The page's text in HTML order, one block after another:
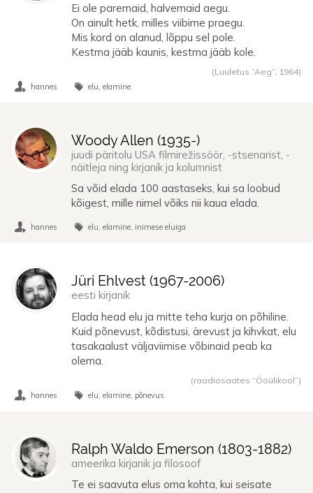
Ei ole paremaid, halvemaid aegu.
On ainult hetk, milles viibime praegu.
Mis kord on alanud, lõppu sel pole.
Kestma jääb kaunis, kestma jääb kole.
(Luuletus “Aeg”, 1964)
hannes elu elamine
Woody Allen (1935-)
juudi päritolu USA filmirežissöör, -stsenarist, -
näitleja ning kirjanik ja kolumnist
Sa võid elada 100 aastaseks, kui sa loobud
kõigest, mille nimel võiks nii kaua elada.
hannes elu elamine inimese eluiga
Jüri Ehlvest (1967-2006)
eesti kirjanik
Elada head elu ja mitte teha kurja on põhiline.
Kuid põnevust, kõdistusi, ärevust ja kihvkat, elu
tasakaalust väljaviimise võbinaid peab ka
olema.
(raadiosaates “Ööülikool”)
hannes elu elamine põnevus
Ralph Waldo Emerson (1803-1882)
ameerika kirjanik ja filosoof
Te ei saavuta elus oma kohta, kui seisate